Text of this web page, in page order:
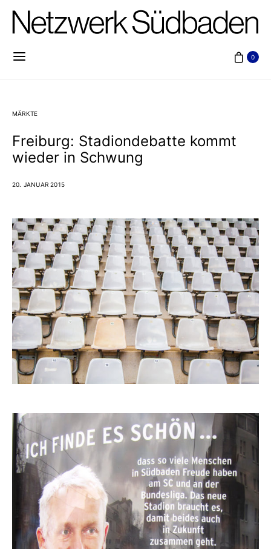
0
MÄRKTE
Freiburg: Stadiondebatte kommt
wieder in Schwung
20. JANUAR 2015